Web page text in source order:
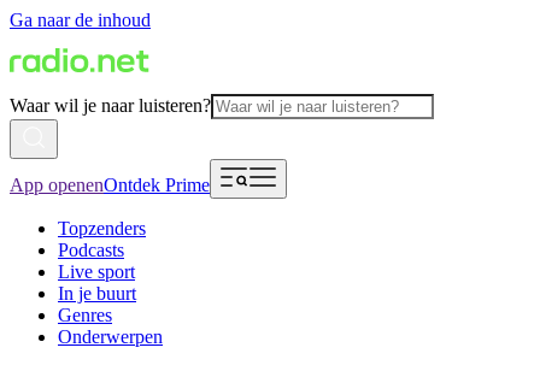
Ga naar de inhoud
Waar wil je naar luisteren?
App openenOntdek Prime
Topzenders
Podcasts
Live sport
In je buurt
Genres
Onderwerpen